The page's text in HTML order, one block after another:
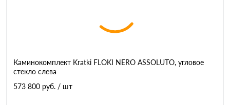
Каминокомплект Kratki FLOKI NERO ASSOLUTO, угловое
стекло слева
573 800 руб. / шт